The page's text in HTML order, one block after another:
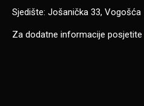
Sjedište: Jošanička 33, Vogošća
Za dodatne informacije posjetite